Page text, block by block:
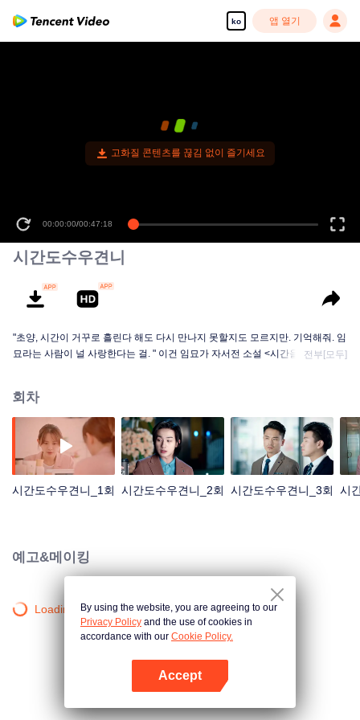
ko 앱 열기
고화질 콘텐츠를 끊김 없이 즐기세요
00:00:00/00:47:18
시간도수우견니
"초양, 시간이 거꾸로 흘린다 해도 다시 만나지 못할지도 모르지만. 기억해줘. 임
묘라는 사람이 널 사랑한다는 걸. " 이건 임묘가 자서전 소설 <시간을 거슬러 너
함께 일하는 상사, 부하직원의 관계로 된다. 임묘는 항상 초양의 새로운 세계의
문을 열어주고 능력없는 사장의 머리속에 가득차는 비현실적인 사업 계획도 모
두 실행에 옮기려는 생각을 든다. 초양은 자신보다 8살이나 많은 이 여자의 가장
약한 모습도 보게 된다. 10년 전 헤어진 뒤 임묘는 나약했던 자신과 이별하기 위
해 개명까지 불사한다. 하지만 강한 겉모습의 그녀도 여전히 설례하고 보호받기
지만 이때 초양과 임묘는 모든 음모의 배후이자 주모자가 임묘의 전 남자친구라
러움과 우여곡절, 고통을 겪은 뒤 굉우그룹의 운명을 다시 쓰고 자신의 성장을
이룬 동시에 서로에 대한 사랑도 얻게 된다. "
전부[모두]
회차
시간도수우견니_1회 시간도수우견니_2회 시간도수우견니_3회 시
예고&메이킹
Loading…By using the website, you are agreeing to our
Privacy Policy and the use of cookies in
accordance with our Cookie Policy.
Accept